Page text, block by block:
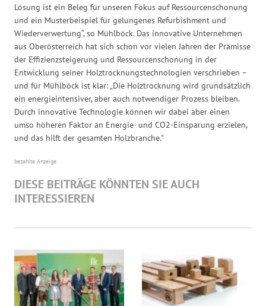
Lösung ist ein Beleg für unseren Fokus auf Ressourcenschonung
und ein Musterbeispiel für gelungenes Refurbishment und
Wiederverwertung“, so Mühlböck. Das innovative Unternehmen
aus Oberösterreich hat sich schon vor vielen Jahren der Prämisse
der Effizienzsteigerung und Ressourcenschonung in der
Entwicklung seiner Holztrocknungstechnologien verschrieben –
und für Mühlböck ist klar: „Die Holztrocknung wird grundsätzlich
ein energieintensiver, aber auch notwendiger Prozess bleiben.
Durch innovative Technologie können wir dabei aber einen
umso höheren Faktor an Energie- und CO2-Einsparung erzielen,
und das hilft der gesamten Holzbranche."
bezahlte Anzeige
DIESE BEITRÄGE KÖNNTEN SIE AUCH
INTERESSIEREN